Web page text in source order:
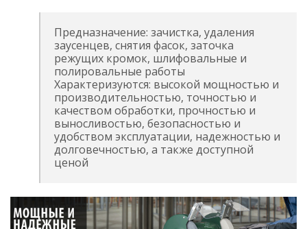
Предназначение: зачистка, удаления
заусенцев, снятия фасок, заточка
режущих кромок, шлифовальные и
полировальные работы
Характеризуются: высокой мощностью и
производительностью, точностью и
качеством обработки, прочностью и
выносливостью, безопасностью и
удобством эксплуатации, надежностью и
долговечностью, а также доступной
ценой